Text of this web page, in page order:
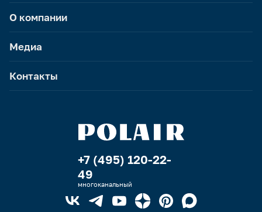
О компании
Медиа
Контакты
+7 (495) 120-22-
49
многоканальный